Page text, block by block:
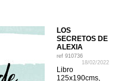
LOS
SECRETOS DE
ALEXIA
ref 910736
18/02/2022
Libro
125x190cms,